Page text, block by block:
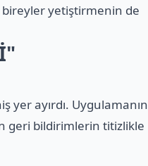
bireyler yetiştirmenin de
yer ayırdı. Uygulamanın
geri bildirimlerin titizlikle